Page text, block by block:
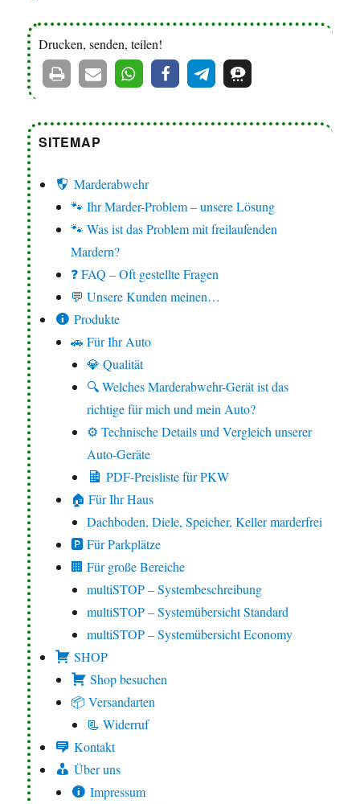
Drucken, senden, teilen!
SITEMAP
Marderabwehr
🐾 Ihr Marder-Problem – unsere Lösung
🐾 Was ist das Problem mit freilaufenden
Mardern?
❓ FAQ – Oft gestellte Fragen
💬 Unsere Kunden meinen…
Produkte
🚗 Für Ihr Auto
💎 Qualität
🔍 Welches Marderabwehr-Gerät ist das
richtige für mich und mein Auto?
⚙️ Technische Details und Vergleich unserer
Auto-Geräte
PDF-Preisliste für PKW
🏠 Für Ihr Haus
Dachboden, Diele, Speicher, Keller marderfrei
🅿️ Für Parkplätze
🏢 Für große Bereiche
multiSTOP – Systembeschreibung
multiSTOP – Systemübersicht Standard
multiSTOP – Systemübersicht Economy
SHOP
Shop besuchen
📦 Versandarten
📃 Widerruf
Kontakt
Über uns
Impressum